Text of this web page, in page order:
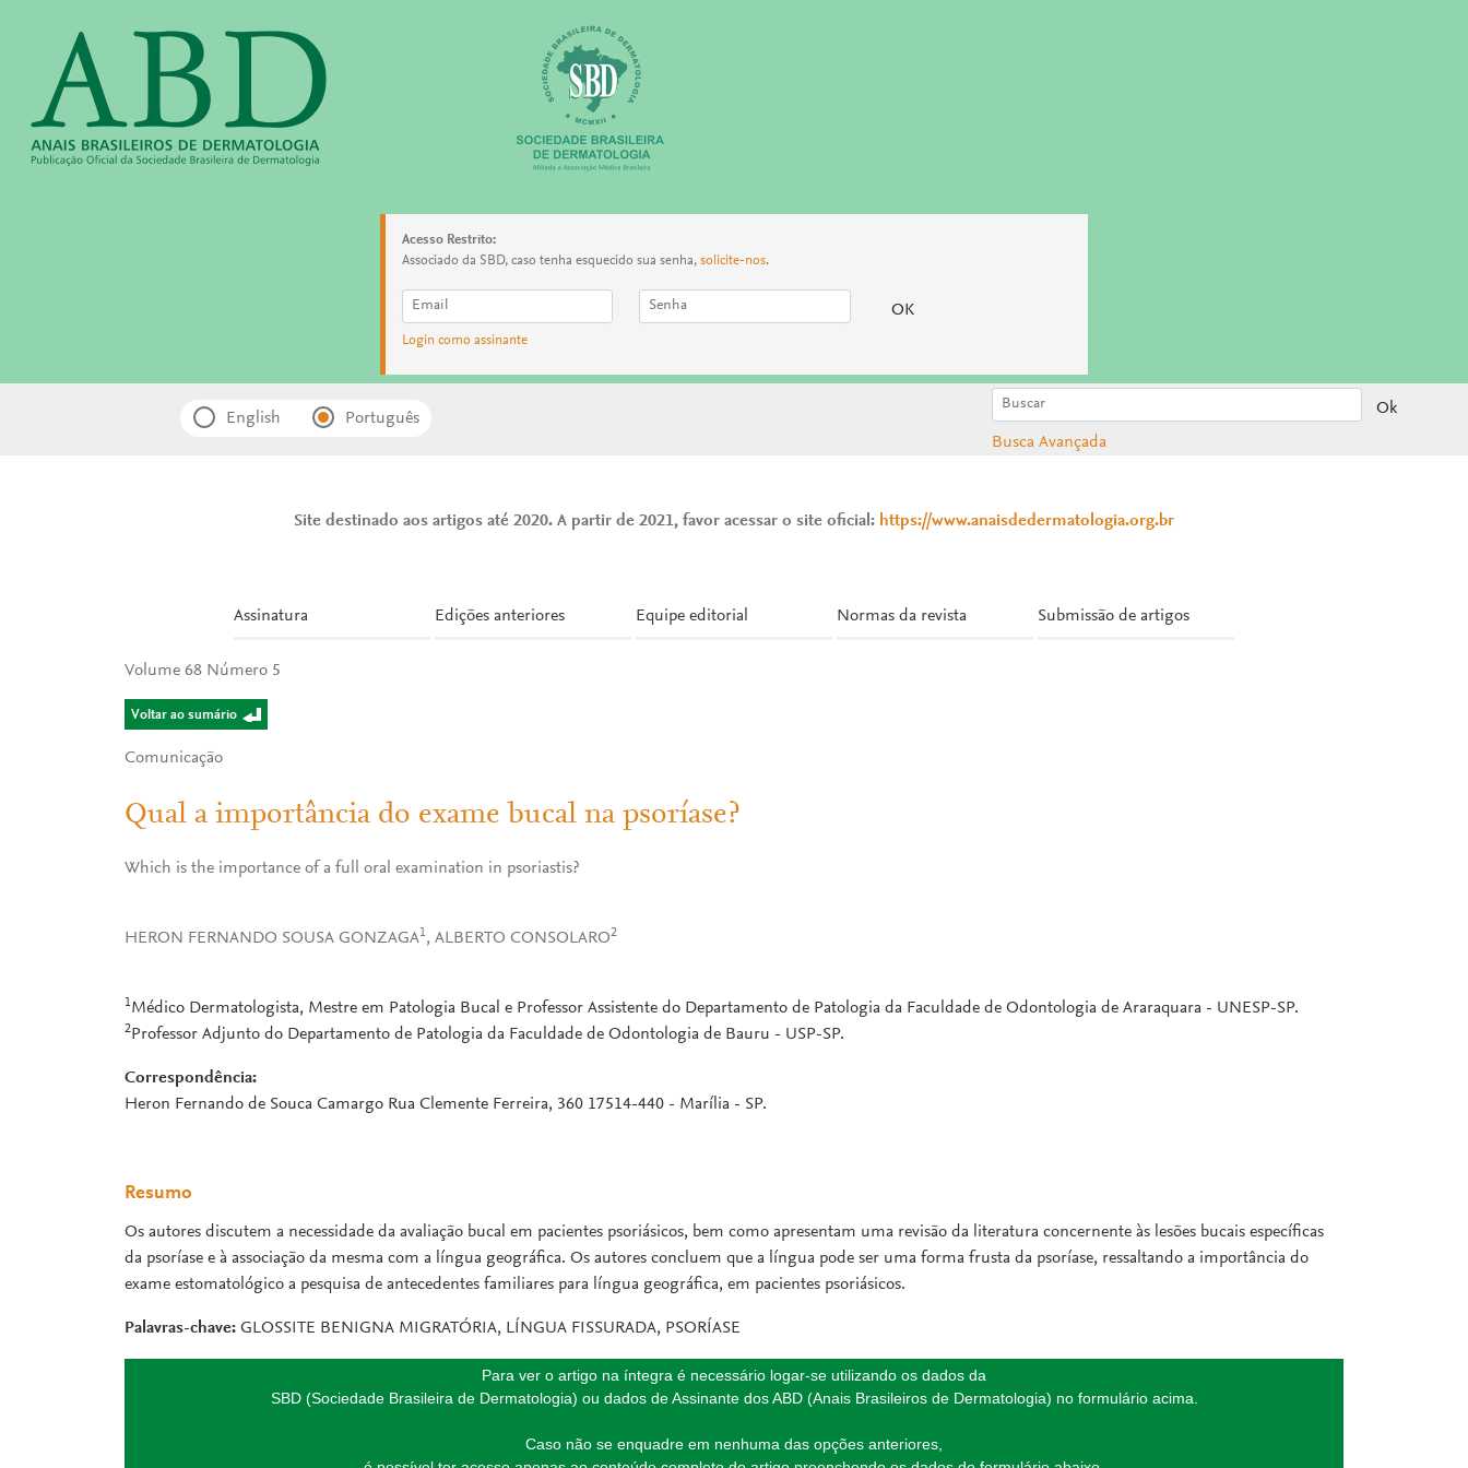
Acesso Restrito:
Associado da SBD, caso tenha esquecido sua senha, solicite-nos.
Login como assinante
English Português
Ok
Busca Avançada
Site destinado aos artigos até 2020. A partir de 2021, favor acessar o site oficial: https://www.anaisdedermatologia.org.br
Assinatura Edições anteriores Equipe editorial Normas da revista Submissão de artigos
Volume 68 Número 5
Voltar ao sumário
Comunicação
Qual a importância do exame bucal na psoríase?
Which is the importance of a full oral examination in psoriastis?
HERON FERNANDO SOUSA GONZAGA1, ALBERTO CONSOLARO2
1Médico Dermatologista, Mestre em Patologia Bucal e Professor Assistente do Departamento de Patologia da Faculdade de Odontologia de Araraquara - UNESP-SP.
2 Professor Adjunto do Departamento de Patologia da Faculdade de Odontologia de Bauru - USP-SP.
Correspondência:
Heron Fernando de Souca Camargo Rua Clemente Ferreira, 360 17514-440 - Marília - SP.
Resumo
Os autores discutem a necessidade da avaliação bucal em pacientes psoriásicos, bem como apresentam uma revisão da literatura concernente às lesões bucais específicas
da psoríase e à associação da mesma com a língua geográfica. Os autores concluem que a língua pode ser uma forma frusta da psoríase, ressaltando a importância do
exame estomatológico a pesquisa de antecedentes familiares para língua geográfica, em pacientes psoriásicos.
Palavras-chave: GLOSSITE BENIGNA MIGRATÓRIA, LÍNGUA FISSURADA, PSORÍASE
Para ver o artigo na íntegra é necessário logar-se utilizando os dados da
SBD (Sociedade Brasileira de Dermatologia) ou dados de Assinante dos ABD (Anais Brasileiros de Dermatologia) no formulário acima.
Caso não se enquadre em nenhuma das opções anteriores,